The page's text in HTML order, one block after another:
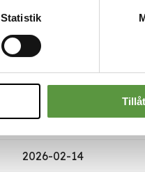
Statistik
39
2x2kg
Sevan
https://
2026-02-14